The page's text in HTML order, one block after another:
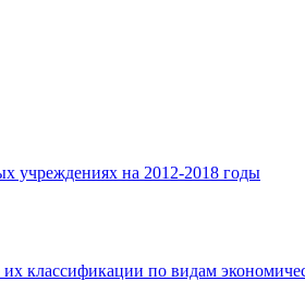
учреждениях на 2012-2018 годы
классификации по видам